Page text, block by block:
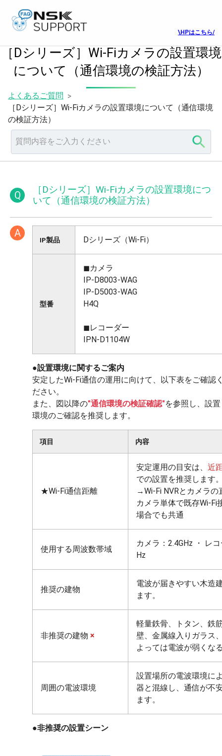
\HPはこちら/
［Dシリーズ］Wi-Fiカメラの設置環境
について（通信環境の検証方法）
よくあるご質問 >
［Dシリーズ］Wi-Fiカメラの設置環境について（通信環境
の検証方法）
Q
［Dシリーズ］Wi-Fiカメラの設置環境につ
いて（通信環境の検証方法）
A
IP製品 Dシリーズ（Wi-Fi）
型番
◼︎カメラ
IP-D8003-WAG
IP-D5003-WAG
H4Q
◼︎レコーダー
IPN-D1104W
●設置環境に関するご案内
安定したWi-Fi通信の運用に向けて、以下表をご確認
ださい。
また、図以降の"通信環境の検証確認"を参照し、設置
環境のご確認を推奨します。
項目 内
★Wi-Fi通信距離
安定運用の目安は、 近
での設置を推奨します
→Wi-Fi NVRとカメラの
カメラ単体で既存Wi-Fi
場合でも共通
使用する周波数帯域
カメラ：2.4GHz ・ レ
Hz
推奨の建物
電波が届きやすい木造
ます。
非推奨の建物 ×
軽量鉄骨、トタン、鉄
壁、金属線入りガラス
よっては電波が弱くな
周囲の電波環境
設置場所の電波環境に
器と混線し、通信が不
ます。
●非推奨の設置シーン